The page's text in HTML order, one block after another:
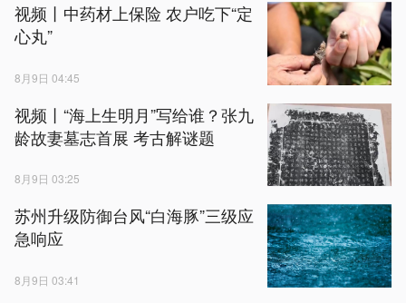
视频丨中药材上保险 农户吃下“定
心丸”
8月9日 04:45
视频丨“海上生明月”写给谁？张九
龄故妻墓志首展 考古解谜题
8月9日 03:25
苏州升级防御台风“白海豚”三级应
急响应
8月9日 03:41